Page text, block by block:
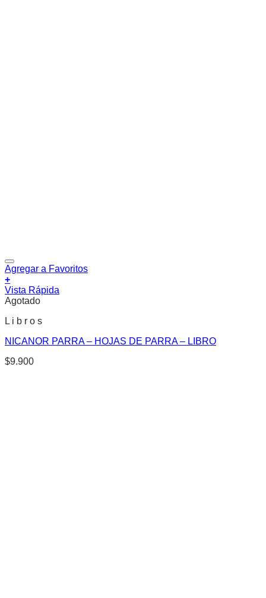
Agregar a Favoritos
+
Vista Rápida
Agotado
L i b r o s
NICANOR PARRA – HOJAS DE PARRA – LIBRO
$9.900